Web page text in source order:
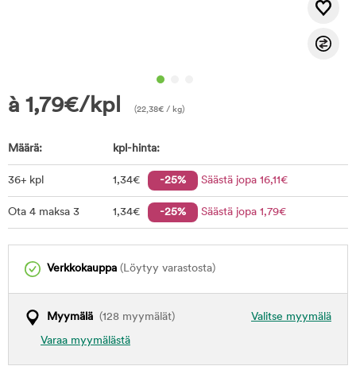
à 1,79€/kpl (22,38€ / kg)
Määrä: kpl-hinta:
36+ kpl 1,34€ -25% Säästä jopa 16,11€
Ota 4 maksa 3 1,34€ -25% Säästä jopa 1,79€
Verkkokauppa (Löytyy varastosta)
Valitse myymälä
Myymälä (128 myymälät)
Varaa myymälästä